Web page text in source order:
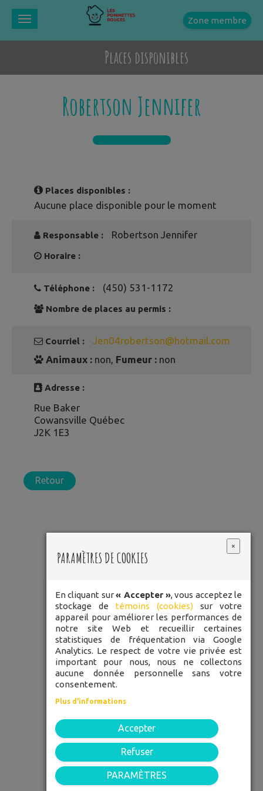
Toggle
navigation
Zone membre
Places disponibles
Robertson Jennifer
Places disponibles :
Aucune place disponible pour le moment
Responsable : Robertson Jennifer
Horaire :
Téléphone : (450) 531-1172
Nombre de places au permis :
Courriel :
Jen04robertson@hotmail.com
Animaux : non, Fumeur : non
Adresse :
Rue Baker
Cowansville Québec
J2K 1E3
Retour
LES
POMMETTES
ROUGES
TÉLÉPHONE: 450 248-3334
SANS FRAIS: 1 877 848-3334
52 rue Du Pont, Bedford, J0J 1A0
C.P. 1705
×
PARAMÈTRES DE COOKIES
En cliquant sur« Accepter », vous acceptez le
stockage de témoins (cookies) sur votre
appareil pour améliorer les performances de
notre site Web et recueillir certaines
statistiques de fréquentation via Google
Analytics. Le respect de votre vie privée est
important pour nous, nous ne collectons
aucune donnée personnelle sans votre
consentement.
Plus d'informations
Accepter
Refuser
PARAMÈTRES